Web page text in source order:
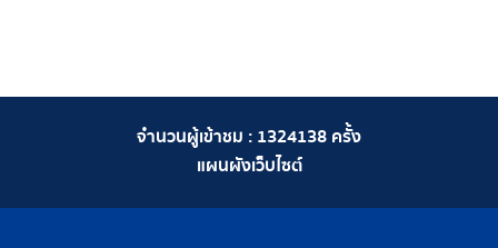
จำนวนผู้เข้าชม : 1324138 ครั้ง
แผนผังเว็บไซต์